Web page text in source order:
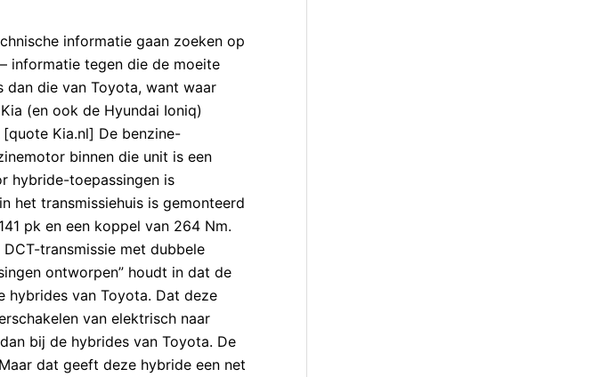
informatie gaan zoeken op
informatie tegen die de moeite
die van Toyota, want waar
(en ook de Hyundai Ioniq)
Kia.nl] De benzine-
binnen die unit is een
hybride-toepassingen is
het transmissiehuis is gemonteerd
pk en een koppel van 264 Nm.
transmissie met dubbele
ontworpen” houdt in dat de
hybrides van Toyota. Dat deze
van elektrisch naar
bij de hybrides van Toyota. De
dat geeft deze hybride een net